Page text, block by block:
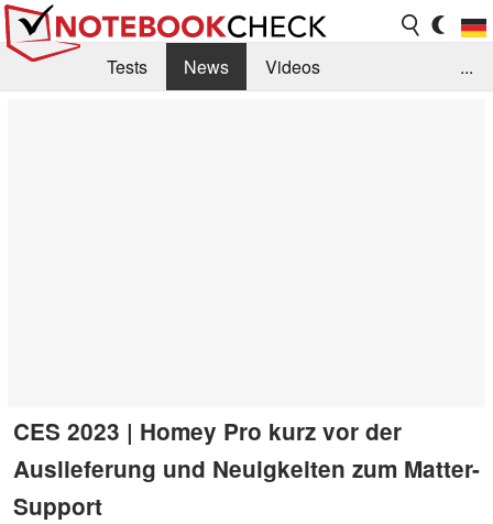
Tests News
Videos
...
CES 2023 | Homey Pro kurz vor der
Auslieferung und Neuigkeiten zum Matter-
Support